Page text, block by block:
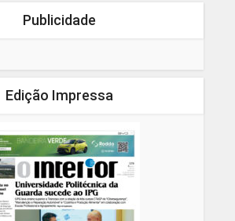
Publicidade
Edição Impressa